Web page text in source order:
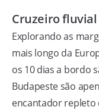
Cruzeiro fluvial
Explorando as
mais longo da
os 10 dias a bordo
Budapeste são
encantador repleto